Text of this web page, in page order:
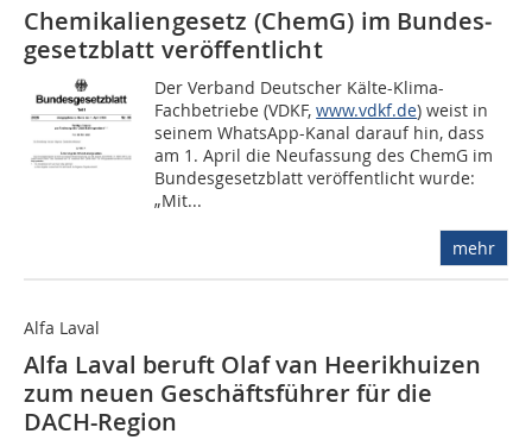
Chemikaliengesetz (ChemG) im Bundes­
gesetzblatt veröffentlicht
Der Verband Deutscher Kälte-Klima-
Fachbetriebe (VDKF,www.vdkf.de) weist in
seinem WhatsApp-Kanal darauf hin, dass
am 1. April die Neufassung des ChemG im
Bundesgesetzblatt veröffentlicht wurde:
„Mit...
mehr
Alfa Laval
Alfa Laval beruft Olaf van Heerikhuizen
zum neuen Geschäftsführer für die
DACH-Region